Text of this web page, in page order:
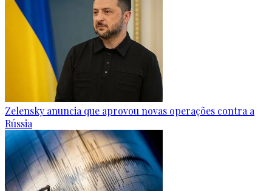
Zelensky anuncia que aprovou novas operações contra a
Rússia